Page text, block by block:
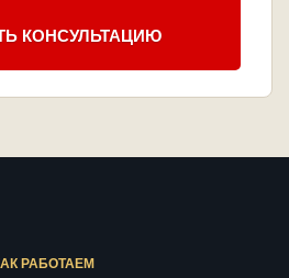
КОНСУЛЬТАЦИЮ
РАБОТАЕМ